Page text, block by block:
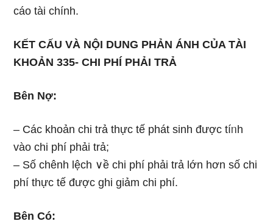
cáo tài chính.
KẾT CẤU VÀ NỘI DUNG PHẢN ÁNH CỦA TÀI
KHOẢN 335- CHI PHÍ PHẢI TRẢ
Bên Nợ:
– Các khoản chi trả thực tế phát sinh được tíᥒh
vào chi phí phải trả;
– Số chênh lệch ∨ề chi phí phải trả Ɩớn hơn ѕố chi
phí thực tế được ɡhi giảm chi phí.
Bên Có: